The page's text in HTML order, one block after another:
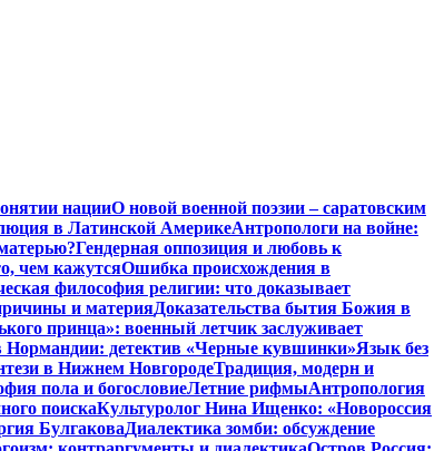
нацииО новой военной поэзии – саратовским
в Латинской АмерикеАнтропологи на войне:
Гендерная оппозиция и любовь к
чем кажутсяОшибка происхождения в
философия религии: что доказывает
и материяДоказательства бытия Божия в
принца»: военный летчик заслуживает
Нормандии: детектив «Черные кувшинки»Язык без
в Нижнем НовгородеТрадиция, модерн и
пола и богословиеЛетние рифмыАнтропология
поискаКультуролог Нина Ищенко: «Новороссия
БулгаковаДиалектика зомби: обсуждение